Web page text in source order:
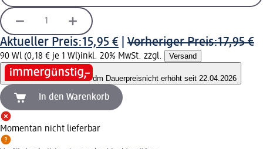
Aktueller Preis:15,95 € Vorheriger Preis:17,95 €
90 Wl (0,18 € je 1 Wl)inkl. 20% MwSt. zzgl. Versand
dm Dauerpreisnicht erhöht seit 22.04.2026
In den Warenkorb
Momentan nicht lieferbar